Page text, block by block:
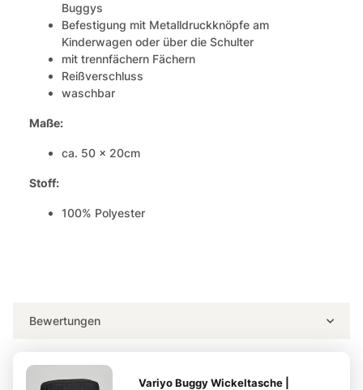
Buggys
Befestigung mit Metalldruckknöpfe am
Kinderwagen oder über die Schulter
mit trennfächern Fächern
Reißverschluss
waschbar
Maße:
ca. 50 x 20cm
Stoff:
100% Polyester
Bewertungen
Variyo Buggy Wickeltasche |